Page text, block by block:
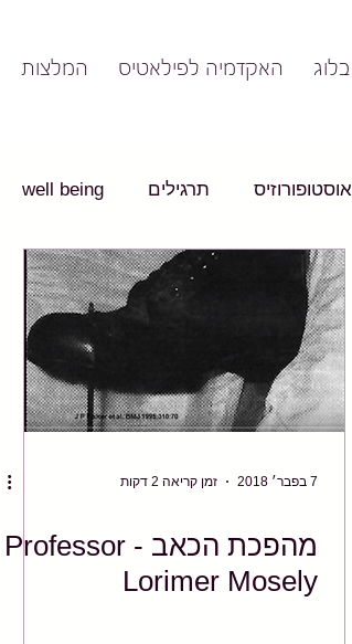
בלוג האקדמיה לפילאטיס המלצות
אוסטופורוזיס תרגילים well being
7 בפבר׳ 2018 זמן קריאה 2 דקות
מהפכת הכאב - Professor
Lorimer Mosely